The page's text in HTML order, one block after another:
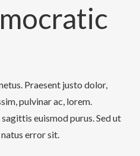
Praesent justo dolor,
pulvinar ac, lorem.
euismod purus. Sed ut
error sit.